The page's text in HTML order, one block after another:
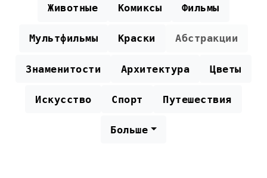
Животные Комиксы Фильмы
Мультфильмы Краски Абстракции
Знаменитости Архитектура Цветы
Искусство Спорт Путешествия
Больше